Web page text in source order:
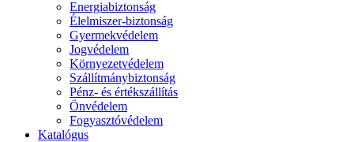
Energiabiztonság
Élelmiszer-biztonság
Gyermekvédelem
Jogvédelem
Környezetvédelem
Szállítmánybiztonság
Pénz- és értékszállítás
Önvédelem
Fogyasztóvédelem
Katalógus